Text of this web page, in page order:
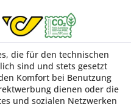
die für den technischen
sind und stets gesetzt
Komfort bei Benutzung
dienen oder die
und sozialen Netzwerken